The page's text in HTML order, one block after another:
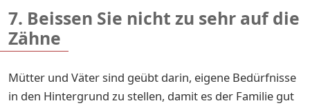
7. Beissen Sie nicht zu sehr auf die
Zähne
Mütter und Väter sind geübt darin, eigene Bedürfnisse
in den Hintergrund zu stellen, damit es der Familie gut